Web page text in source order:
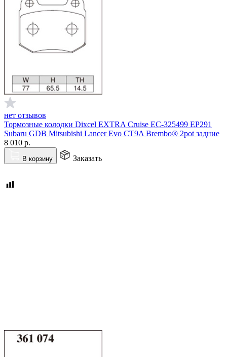
нет отзывов
Тормозные колодки Dixcel EXTRA Cruise EC-325499 EP291
Subaru GDB Mitsubishi Lancer Evo CT9A Brembo® 2pot задние
8 010 р.
В корзину Заказать